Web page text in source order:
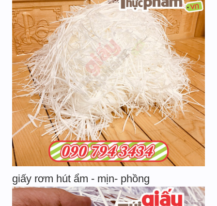
giấy rơm hút ẩm - mịn- phồng